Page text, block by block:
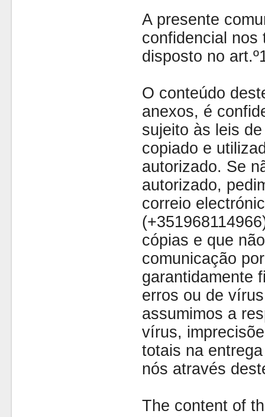
A presente
confidencial nos
disposto no
O conteúdo
anexos, é
sujeito às leis
copiado e
autorizado. Se
autorizado,
correio
cópias e que
comunicação
garantidamente
erros ou de
assumimos a
vírus,
totais na
nós através
The content of